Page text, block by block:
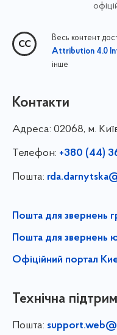
Весь контент
Attribution 4.0
інше
Контакти
Адреса: 02068, м.
Телефон: +380 (44)
Пошта:
Пошта для звернень
Пошта для звернень
Офіційний портал
Технічна
Пошта: